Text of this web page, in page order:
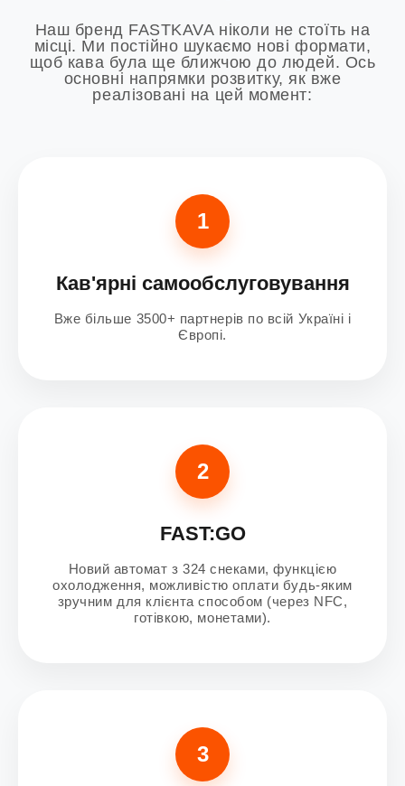
Наш бренд FASTKAVA ніколи не стоїть на
місці. Ми постійно шукаємо нові формати,
щоб кава була ще ближчою до людей. Ось
основні напрямки розвитку, як вже
реалізовані на цей момент:
1
Кав'ярні самообслуговування
Вже більше 3500+ партнерів по всій Україні і
Європі.
2
FAST:GO
Новий автомат з 324 снеками, функцією
охолодження, можливістю оплати будь-яким
зручним для клієнта способом (через NFC,
готівкою, монетами).
3